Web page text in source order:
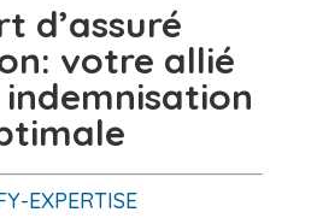
d’assuré
: votre allié
EXPERTISE